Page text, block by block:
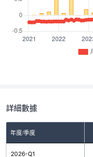
詳細數據
年度/季度
2026-Q1